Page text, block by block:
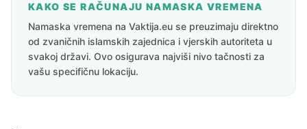
KAKO SE RAČUNAJU NAMASKA VREMENA
Namaska vremena na Vaktija.eu se preuzimaju direktno
od zvaničnih islamskih zajednica i vjerskih autoriteta u
svakoj državi. Ovo osigurava najviši nivo tačnosti za
vašu specifičnu lokaciju.